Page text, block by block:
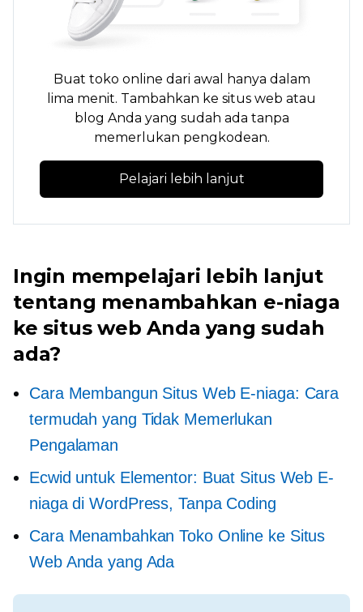
Buat toko online dari awal hanya dalam
lima menit. Tambahkan ke situs web atau
blog Anda yang sudah ada tanpa
memerlukan pengkodean.
Pelajari lebih lanjut
Ingin mempelajari lebih lanjut
tentang menambahkan e-niaga
ke situs web Anda yang sudah
ada?
Cara Membangun Situs Web E-niaga: Cara
termudah yang Tidak Memerlukan
Pengalaman
Ecwid untuk Elementor: Buat Situs Web E-
niaga di WordPress, Tanpa Coding
Cara Menambahkan Toko Online ke Situs
Web Anda yang Ada